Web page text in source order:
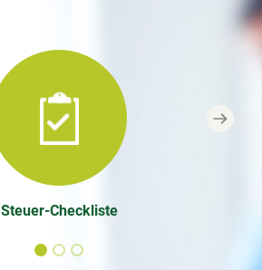
Steuer-Checkliste
Next